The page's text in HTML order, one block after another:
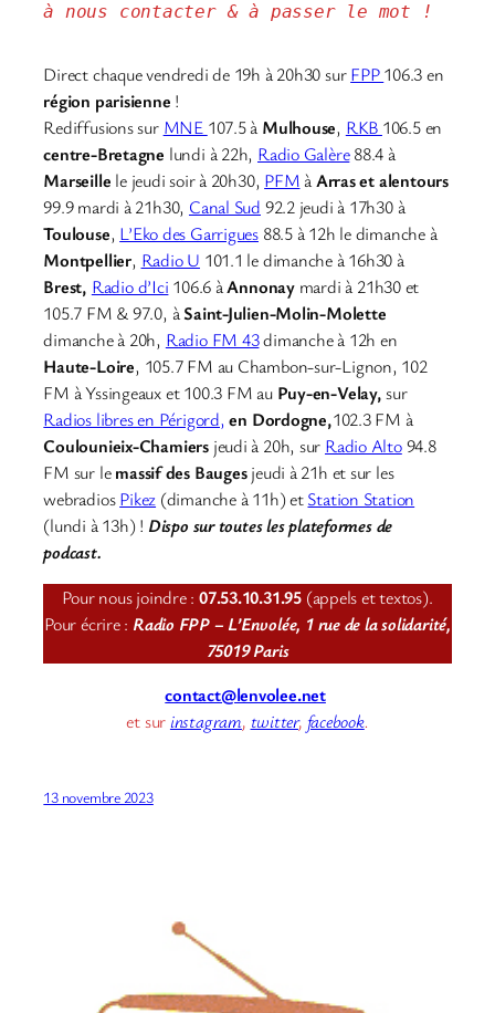
à nous contacter & à passer le mot !
Direct chaque vendredi de 19h à 20h30 surFPP106.3 en
région parisienne !
Rediffusions sur MNE 107.5 à Mulhouse, RKB 106.5 en
centre-Bretagne lundi à 22h, Radio Galère88.4 à
Marseille le jeudi soir à 20h30, PFMàArras et alentours
99.9 mardi à 21h30, Canal Sud 92.2 jeudi à 17h30 à
Toulouse, L’Eko des Garrigues 88.5 à 12h le dimanche à
Montpellier, Radio U 101.1 le dimanche à 16h30 à
Brest, Radio d’Ici 106.6 àAnnonay mardi à 21h30 et
105.7 FM & 97.0, àSaint-Julien-Molin-Molette
dimanche à 20h, Radio FM 43dimanche à 12h en
Haute-Loire, 105.7 FM au Chambon-sur-Lignon, 102
FM à Yssingeaux et 100.3 FM au Puy-en-Velay,sur
Radios libres en Périgord, en Dordogne,102.3 FM à
Coulounieix-Chamiers jeudi à 20h, sur Radio Alto94.8
FM sur lemassif des Baugesjeudi à 21h et sur les
webradiosPikez (dimanche à 11h) etStation Station
(lundi à 13h) ! Dispo sur toutes les plateformes de
podcast.
Pour nous joindre : 07.53.10.31.95 (appels et textos).
Pour écrire : Radio FPP – L’Envolée, 1 rue de la solidarité,
75019 Paris
contact@lenvolee.net
et sur instagram, twitter, facebook.
13 novembre 2023